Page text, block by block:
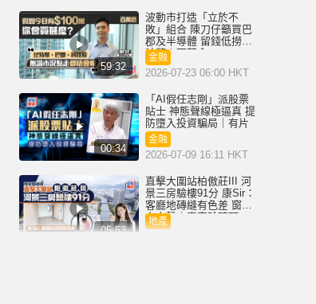
59:32
波動市打造「立於不
敗」組合 陳刀仔籲買巴
郡及半導體 留錢低撈比
特幣｜百萬倉
金融
2026-07-23 06:00 HKT
00:34
「AI假任志剛」派股票
貼士 神態聲線極逼真 提
防墮入投資騙局｜有片
金融
2026-07-09 16:11 HKT
05:53
直擊大圍站柏傲莊III 河
景三房驗樓91分 康Sir：
客廳地磚縫有色差 窗門
卡卡聲｜專家驗磚頭
地產